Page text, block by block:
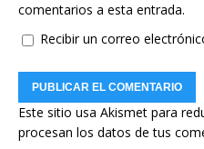
comentarios a esta entrada.
Recibir un correo
Este sitio usa Akismet para
procesan los datos de tus